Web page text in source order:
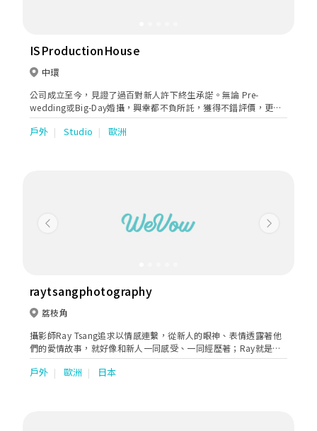
ISProductionHouse
中環
公司成立至今，見證了過百對新人許下終生承諾。無論 Pre-
wedding或Big-Day婚攝，興幸都不負所託，獲得不錯評價，更高
興有不少客戶於一兩年後回來，讓我們為他紀錄其他人生中的重要
瞬間。
戶外 Studio 歐洲
Previous Next
raytsangphotography
荔枝角
攝影師Ray Tsang追求以情感連繫，從新人的眼神、表情透露著他
們的愛情故事，就好像和新人一同感受、一同經歷著；Ray就是希
望從鏡頭下留住生命每一瞬動人的時光。
戶外 歐洲 日本